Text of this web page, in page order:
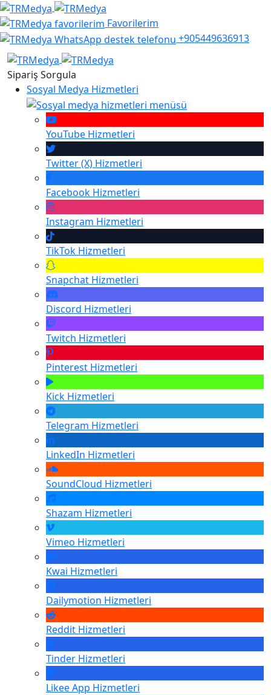
Favorilerim
+905449636913
Sipariş Sorgula
Sosyal Medya Hizmetleri
YouTube Hizmetleri
Twitter (X) Hizmetleri
Facebook Hizmetleri
Instagram Hizmetleri
TikTok Hizmetleri
Snapchat Hizmetleri
Discord Hizmetleri
Twitch Hizmetleri
Pinterest Hizmetleri
Kick Hizmetleri
Telegram Hizmetleri
LinkedIn Hizmetleri
SoundCloud Hizmetleri
Shazam Hizmetleri
Vimeo Hizmetleri
Kwai Hizmetleri
Dailymotion Hizmetleri
Reddit Hizmetleri
Tinder Hizmetleri
Likee App Hizmetleri